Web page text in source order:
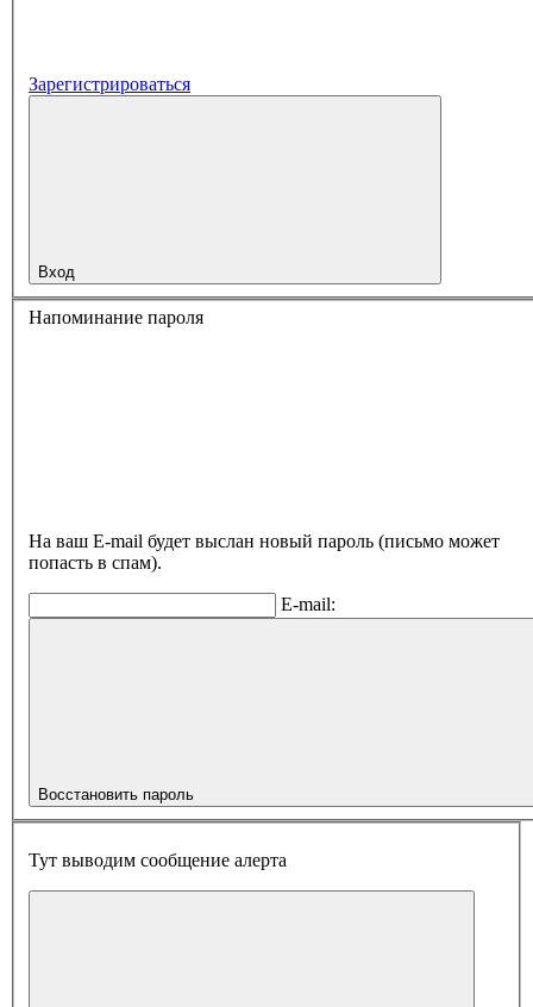
Зарегистрироваться
Вход
Напоминание пароля
На ваш E-mail будет выслан новый пароль (письмо может
попасть в спам).
E-mail:
Восстановить пароль
Тут выводим сообщение алерта